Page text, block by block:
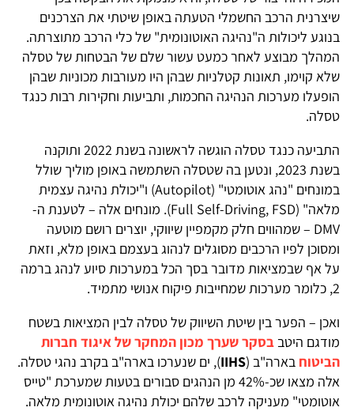
שיצרנית הרכב החשמלי הטעתה באופן שיטתי את הצרכנים
בנוגע ליכולות ה"נהיגה האוטונומית" של כלי הרכב מתוצרתה.
המהלך מבוצע לאחר כמעט עשור שלם של הבטחות של טסלה
שלא קוימו, תאונות קטלניות שבהן היו מעורבות מכוניות שבהן
הופעלו מערכות הנהיגה החכמות, ותביעות וחקירות רבות כנגד
טסלה.
התביעה כנגד טסלה הוגשה לראשונה בשנת 2022 ותוקנה
בשנת 2023, ונטען בה שטסלה השתמשה באופן מוליך שולל
במונחים "נהג אוטומטי" (Autopilot) ו"יכולת נהיגה עצמית
מלאה" (Full Self-Driving, FSD). מונחים אלה – לטענת ה-
DMV – שמהווים חלק מקמפיין שיווקי, יוצרים רושם מוטעה
ומסוכן לפיו הרכבים מסוגלים לנהוג בעצמם באופן מלא, וזאת
על אף שבמציאות מדובר בסך הכל במערכות סיוע לנהג ברמה
2, כלומר מערכות שמחייבות פיקוח אנושי מתמיד.
ואכן – הפער בין שיטת השיווק של טסלה לבין המציאות בשטח
מודגם היטב בסקר שערך מכון המחקר של איגוד חברות
הביטוח בארה"ב (IIHS), ים שנערכו בארה"ב בקרב נהגי טסלה.
אלה מצאו שכ-42% מן הנהגים סבורים בטעות שמערכת "טייס
אוטומטי" מעניקה לרכב שלהם יכולת נהיגה אוטונומית מלאה.